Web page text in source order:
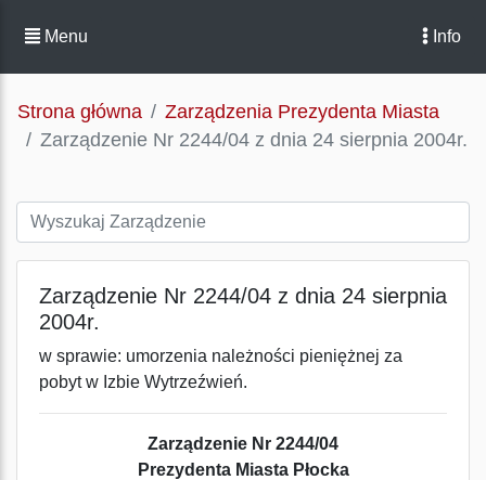
Menu Info
Strona główna
Zarządzenia Prezydenta Miasta
Zarządzenie Nr 2244/04 z dnia 24 sierpnia 2004r.
Zarządzenie Nr 2244/04 z dnia 24 sierpnia
2004r.
w sprawie: umorzenia należności pieniężnej za
pobyt w Izbie Wytrzeźwień.
Zarządzenie Nr 2244/04
Prezydenta Miasta Płocka